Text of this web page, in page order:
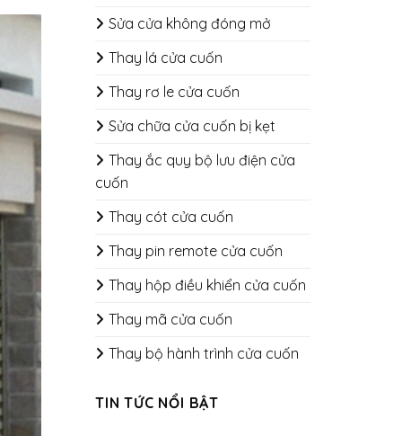
Sửa cửa không đóng mở
Thay lá cửa cuốn
Thay rơ le cửa cuốn
Sửa chữa cửa cuốn bị kẹt
Thay ắc quy bộ lưu điện cửa
cuốn
Thay cót cửa cuốn
Thay pin remote cửa cuốn
Thay hộp điều khiển cửa cuốn
Thay mã cửa cuốn
Thay bộ hành trình cửa cuốn
TIN TỨC NỔI BẬT